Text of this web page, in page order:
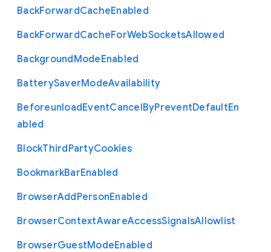
BackForwardCacheEnabled
BackForwardCacheForWebSocketsAllowed
BackgroundModeEnabled
BatterySaverModeAvailability
BeforeunloadEventCancelByPreventDefaultEn
abled
BlockThirdPartyCookies
BookmarkBarEnabled
BrowserAddPersonEnabled
BrowserContextAwareAccessSignalsAllowlist
BrowserGuestModeEnabled